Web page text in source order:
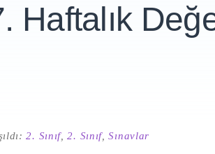
Haftalık
2. Sınıf,2. Sınıf,Sınavlar